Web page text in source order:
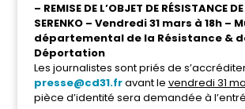
– REMISE DE L’OBJET DE RÉSISTANCE
SERENKO – Vendredi 31 mars à 18h –
départemental de la Résistance &
Déportation
Les journalistes sont priés de
presse@cd31.fravant le vendredi 31
pièce d’identité sera demandée à